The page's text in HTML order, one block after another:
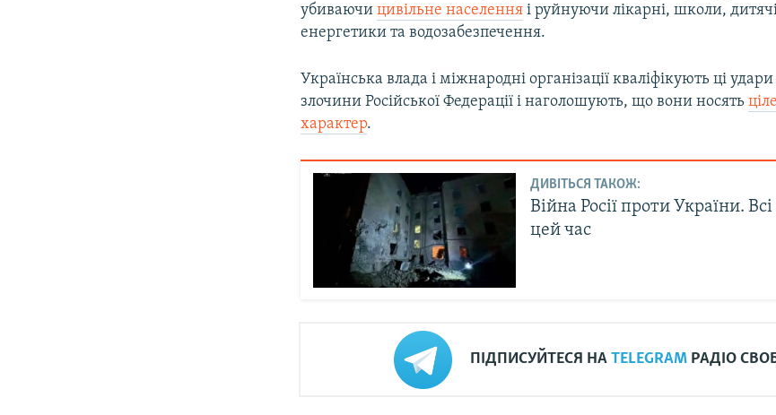
убиваючицивільне населення і руйнуючи лікарні, школи,
енергетики та водозабезпечення.
Українська влада і міжнародні організації кваліфікують ці
злочини Російської Федерації і наголошують, що вони носять
характер.
ДИВІТЬСЯ ТАКОЖ:
Війна Росії проти України.
цей час
ПІДПИСУЙТЕСЯ НАTELEGRAM РАДІО